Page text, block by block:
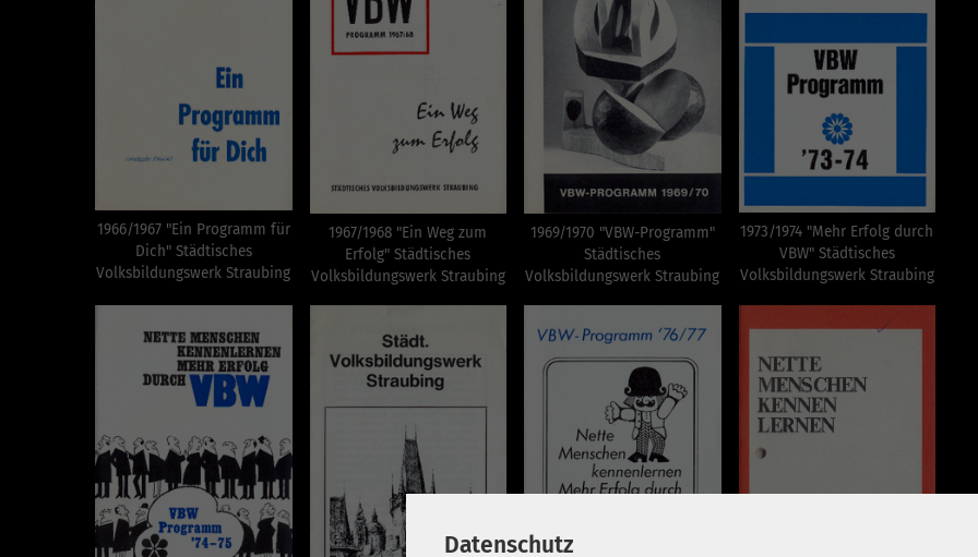
1966/1967 "Ein Programm für
Dich" Städtisches
Volksbildungswerk Straubing
1967/1968 "Ein Weg zum
Erfolg" Städtisches
Volksbildungswerk Straubing
1969/1970 "VBW-Programm"
Städtisches
Volksbildungswerk Straubing
1973/1974 "Mehr Erfolg durch
VBW" Städtisches
Volksbildungswerk Straubing
Datenschutz